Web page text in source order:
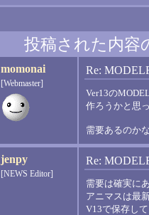
投稿された内容
momonai
[Webmaster]
Re:
Ver13の
作ろうかと思
需要あるのか
jenpy
[NEWS Editor]
Re:
需要は確実に
アニマスは最
V13で保存し